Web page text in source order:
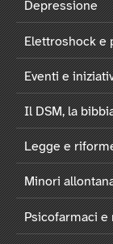
Depressione
Elettroshock e
Eventi e
Il DSM, la
Legge e
Minori
Psicofarmaci e